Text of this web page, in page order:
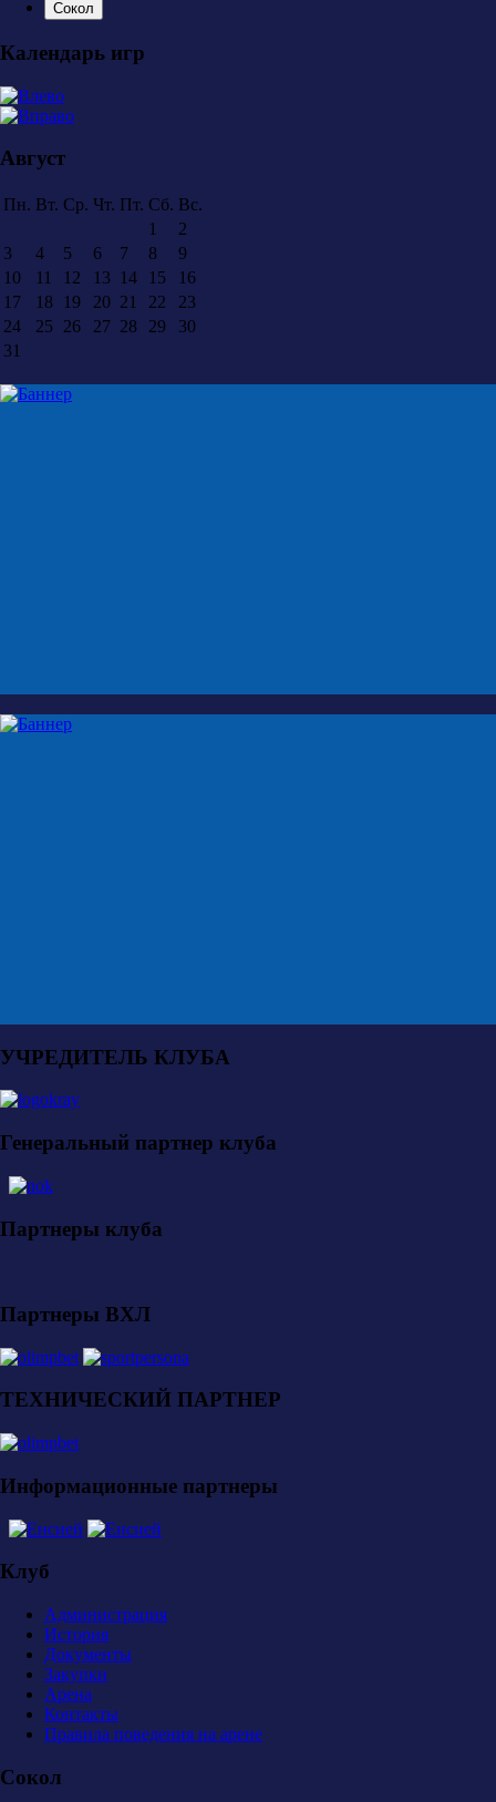
Сокол
Календарь игр
Август
Пн. Вт. Ср. Чт. Пт. Сб. Вс.
1
2
3
4 5 6 7 8
9
10
11 12 13 14 15
16
17
18 19 20 21 22
23
24
25 26 27 28 29
30
31
УЧРЕДИТЕЛЬ КЛУБА
Генеральный партнер клуба
Партнеры клуба
Партнеры ВХЛ
ТЕХНИЧЕСКИЙ ПАРТНЕР
Информационные партнеры
Клуб
Администрация
История
Документы
Закупки
Арена
Контакты
Правила поведения на арене
Сокол